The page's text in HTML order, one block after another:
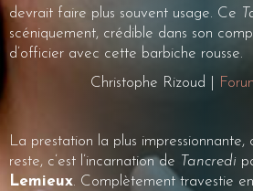
devrait faire plus souvent usage. Ce
scéniquement, crédible dans son
d’officier avec cette barbiche rousse.
Christophe Rizoud |
La prestation la plus
reste, c’est l’incarnation de Tancredi
Lemieux. Complètement travestie